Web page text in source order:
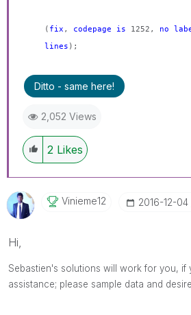
( fix , codepage is 1252, no
lines );
Ditto - same here!
2,052 Views
2 Likes
Vinieme12 ‎2016-12-04
Hi,
Sebastien's solutions will work for you, if
assistance; please sample data and